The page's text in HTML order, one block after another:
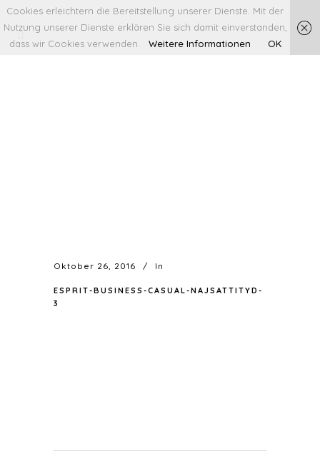
Oktober 26, 2016 In
ESPRIT-BUSINESS-CASUAL-NAJSATTITYD-
3
Cookies erleichtern die Bereitstellung unserer Dienste. Mit der
Nutzung unserer Dienste erklären Sie sich damit einverstanden,
dass wir Cookies verwenden.
Weitere Informationen OK